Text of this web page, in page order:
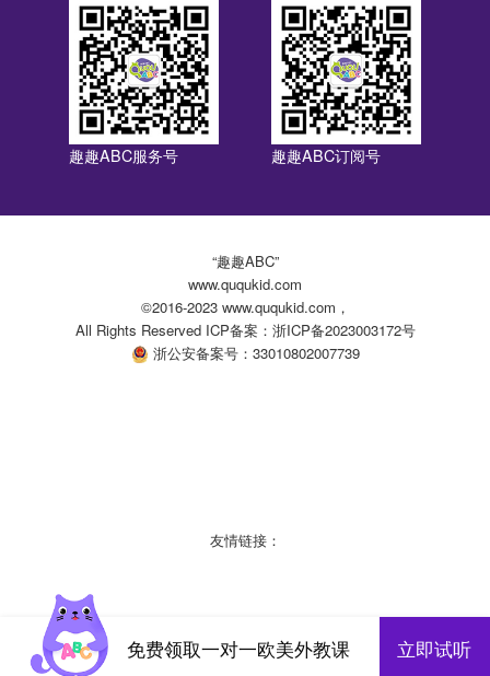
免费领取一对一欧美外教课 立即试听
趣趣ABC服务号 趣趣ABC订阅号
“趣趣ABC”
www.ququkid.com
©2016-2023 www.ququkid.com，
All Rights Reserved ICP备案：浙ICP备2023003172号
浙公安备案号：33010802007739
友情链接：